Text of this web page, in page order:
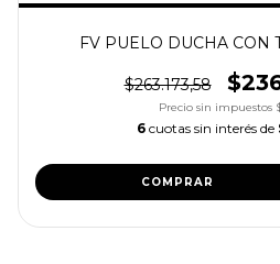
FV PUELO DUCHA CON
$263.173,58
Precio sin impuestos
6 cuotas sin interés de